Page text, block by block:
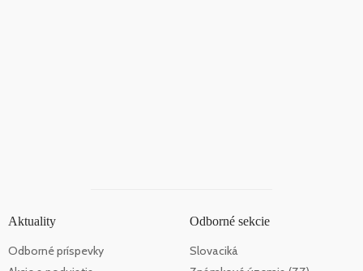
Aktuality
Odborné príspevky
Odborné sekcie
Slovaciká